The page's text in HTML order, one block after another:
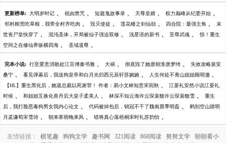
更新榜单: 大明岁时记 、 祝由禁咒 、 短篇鬼故事录 、 天尊皇婿 、 权力巅峰从纪委开始 、
邻村粮荒吃草根，我带全村齐吃肉 、 毁灭使徒 、 莲花楼之剑仙劫 、 四合院：最强主角 、 末
世丧尸皇快穿了 、 混沌圣体，开局被仙子强迫双修 、 浅星语的新书 、 至尊武魂 、 惊！重生
空间之在修仙界纵横四海 、 圣域道尊 、
完本小说: 行至爱意消散处江言傅秦书雅 、 大祸 、 彻底毁了她唐朝淮唐梦绮 、 失效攻略裴安
桑宁 、 看见弹幕后，我送狗皇帝和白月光归西元辰轩苏婉婉 、 人生何处不青山姐姐顾明澈 、
【HL】重生黑化后，她逼总裁以死谢罪！ 作者：易小文林知意宋宛秋 、 江晏礼安然小说江晏礼
时候 、 和姐姐互换化兽丹后大皇子柔美人 、 林深不知云海许云琛裴馥许云琛裴馥雪 、 重生
后，我打脸恶毒狗男女我内心论文 、 代码被掉包后，销冠不干了魏南晨季明磊 、 鹤别空山踏明
月孟谦荀宋雪诗 、 朝来寒雨晚来风 、 错将真心落梧桐宋时礼苏韵怡 、
友情链接： 棋笔趣 狗狗文学 趣书网 321阅读 868阅读 努努文学
朝朝看小